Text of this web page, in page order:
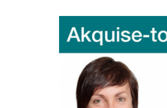
grösseres
Bild